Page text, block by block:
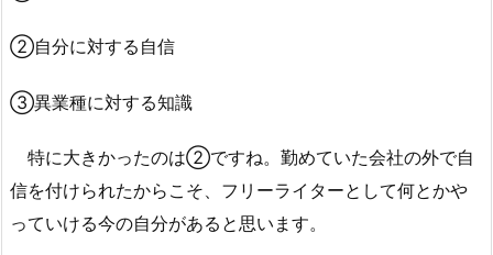
②自分に対する自信
③異業種に対する知識
特に大きかったのは②ですね。勤めていた会社の外で自
信を付けられたからこそ、フリーライターとして何とかや
っていける今の自分があると思います。